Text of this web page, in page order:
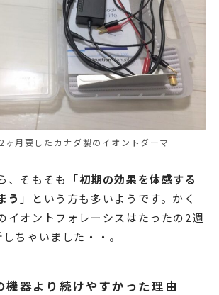
ヶ月要したカナダ製のイオントダーマ
、そもそも「初期の効果を体感する
う 」という方も多いようです。かく
イオントフォレーシスはたったの2週
ちゃいました・・。
機器より続けやすかった理由